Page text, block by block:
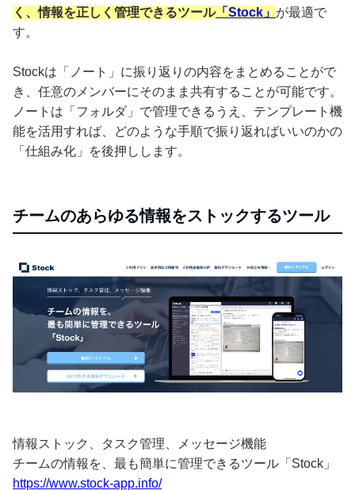
く、情報を正しく管理できるツール「Stock」 が最適で
す。
Stockは「ノート」に振り返りの内容をまとめることがで
き、任意のメンバーにそのまま共有することが可能です。
ノートは「フォルダ」で管理できるうえ、テンプレート機
能を活用すれば、どのような手順で振り返ればいいのかの
「仕組み化」を後押しします。
チームのあらゆる情報をストックするツール
情報ストック、タスク管理、メッセージ機能
チームの情報を、最も簡単に管理できるツール「Stock」
https://www.stock-app.info/